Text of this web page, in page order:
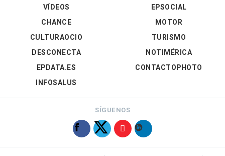
VÍDEOS
EPSOCIAL
CHANCE
CULTURAOCIO
DESCONECTA
EPDATA.ES
INFOSALUS
MOTOR
TURISMO
NOTIMÉRICA
CONTACTOPHOTO
SÍGUENOS